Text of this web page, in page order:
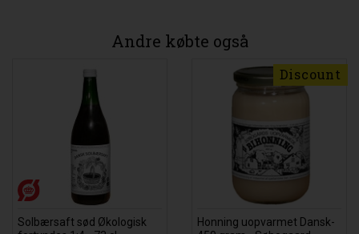
Andre købte også
Solbærsaft sød Økologisk
Discount
Honning uopvarmet Dansk-